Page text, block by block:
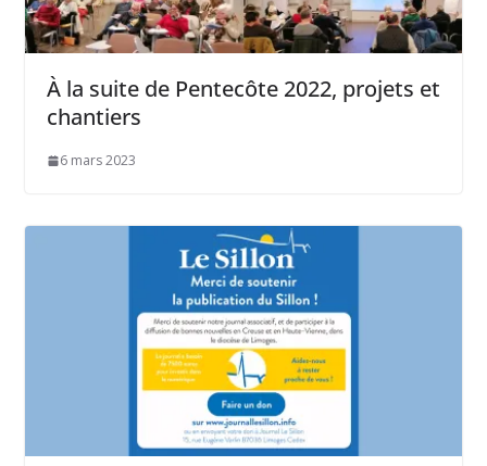
À la suite de Pentecôte 2022, projets et
chantiers
6 mars 2023